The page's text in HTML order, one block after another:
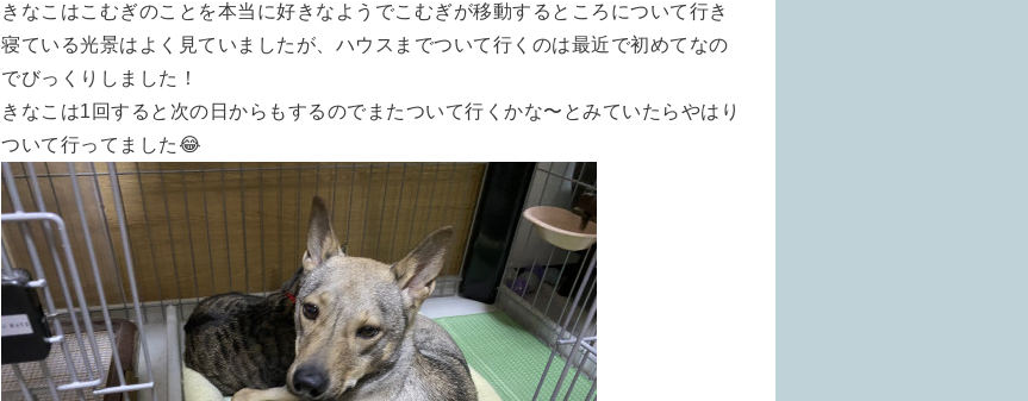
きなこはこむぎのことを本当に好きなようでこむぎが移動するところについて行き
寝ている光景はよく見ていましたが、ハウスまでついて行くのは最近で初めてなの
でびっくりしました！
きなこは1回すると次の日からもするのでまたついて行くかな〜とみていたらやはり
ついて行ってました😂